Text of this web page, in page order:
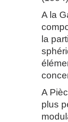
A la
la
A
plus